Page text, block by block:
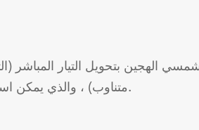
الهجين بتحويل التيار المباشر
متناوب) ، والذي يمكن استخدامه لتشغيل الأجهزة المنزلية وتغذيتها في الشبكة الكهربائية.